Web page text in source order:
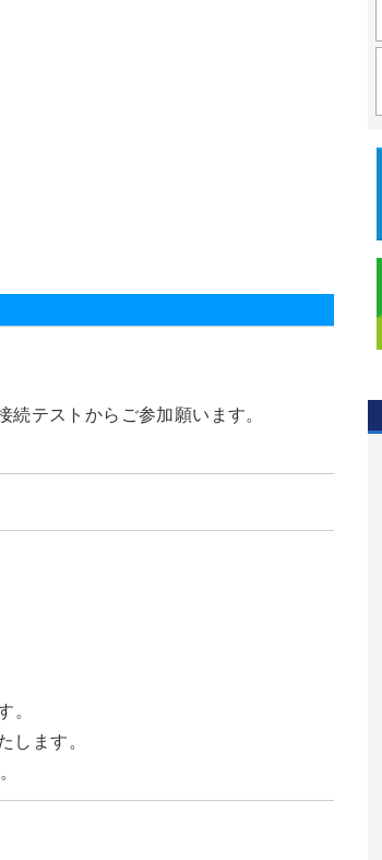
続テストからご参加願います。
。
します。